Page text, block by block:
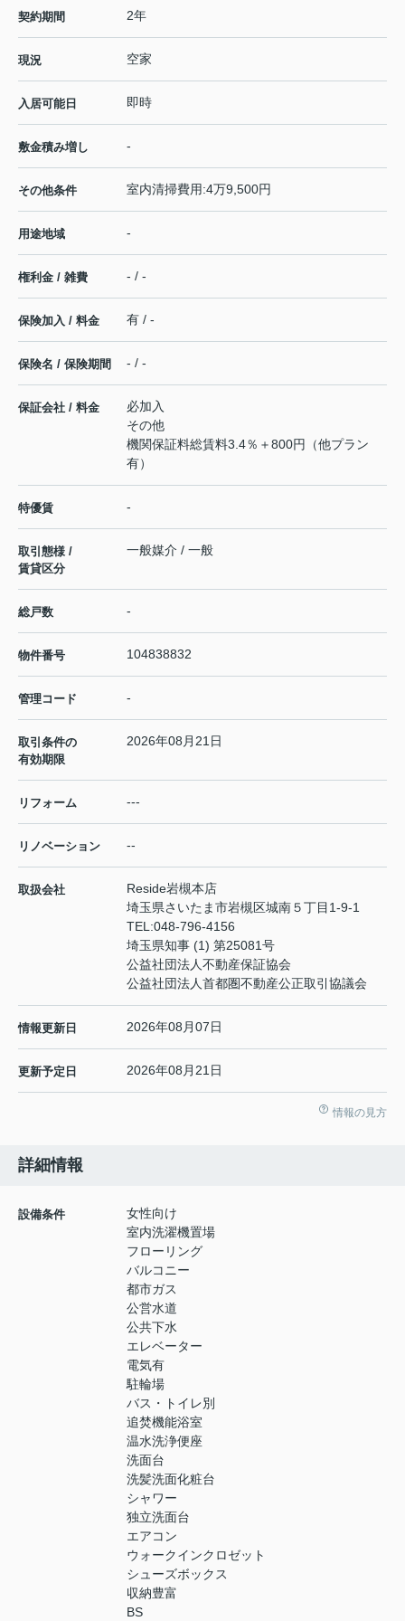
契約期間 2年
現況 空家
入居可能日 即時
敷金積み増し -
その他条件 室内清掃費用:4万9,500円
用途地域 -
権利金 / 雑費 - / -
保険加入 / 料金 有 / -
保険名 / 保険期間 - / -
保証会社 / 料金
必加入
その他
機関保証料総賃料3.4％＋800円（他プラン
有）
特優賃 -
取引態様 /
賃貸区分
一般媒介 / 一般
総戸数 -
物件番号 104838832
管理コード -
取引条件の
有効期限
2026年08月21日
リフォーム ---
リノベーション --
取扱会社
Reside岩槻本店
埼玉県さいたま市岩槻区城南５丁目1-9-1
TEL:048-796-4156
埼玉県知事 (1) 第25081号
公益社団法人不動産保証協会
公益社団法人首都圏不動産公正取引協議会
情報更新日 2026年08月07日
更新予定日 2026年08月21日
情報の見方
詳細情報
設備条件
女性向け
室内洗濯機置場
フローリング
バルコニー
都市ガス
公営水道
公共下水
エレベーター
電気有
駐輪場
バス・トイレ別
追焚機能浴室
温水洗浄便座
洗面台
洗髪洗面化粧台
シャワー
独立洗面台
エアコン
ウォークインクロゼット
シューズボックス
収納豊富
BS